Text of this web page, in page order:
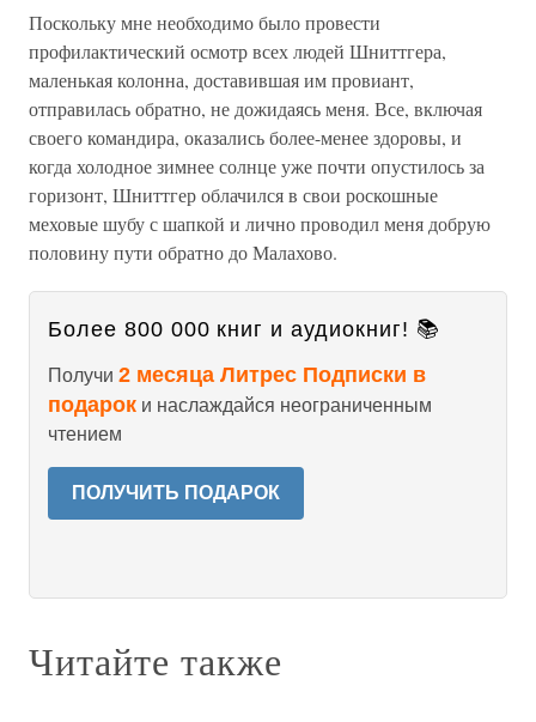
Поскольку мне необходимо было провести
профилактический осмотр всех людей Шниттгера,
маленькая колонна, доставившая им провиант,
отправилась обратно, не дожидаясь меня. Все, включая
своего командира, оказались более-менее здоровы, и
когда холодное зимнее солнце уже почти опустилось за
горизонт, Шниттгер облачился в свои роскошные
меховые шубу с шапкой и лично проводил меня добрую
половину пути обратно до Малахово.
Более 800 000 книг и аудиокниг! 📚
Получи 2 месяца Литрес Подписки в
подарок и наслаждайся неограниченным
чтением
ПОЛУЧИТЬ ПОДАРОК
Читайте также